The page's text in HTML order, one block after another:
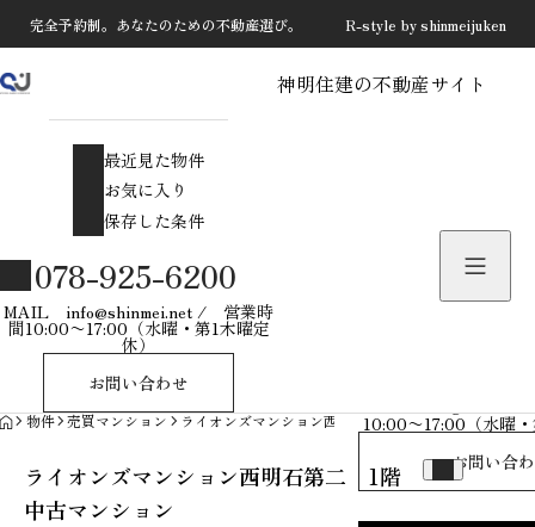
最近見た物件
物件を探す
10:00〜17:00（水曜
お問い合
完全予約制。あなたのための不動産選び。 R-style by shinmeijuken
神明住建の不動産サイト
最近見た物件
お気に入り
保存した条件
078-925-6200
MAIL info@shinmei.net / 営業時
間10:00〜17:00（水曜・第1木曜定
休）
お問い合わせ
HOME
物件 売買マンション ライオンズマンション西明石第二 1階 中古マンシ
ライオンズマンション西明石第二 1階
中古マンション